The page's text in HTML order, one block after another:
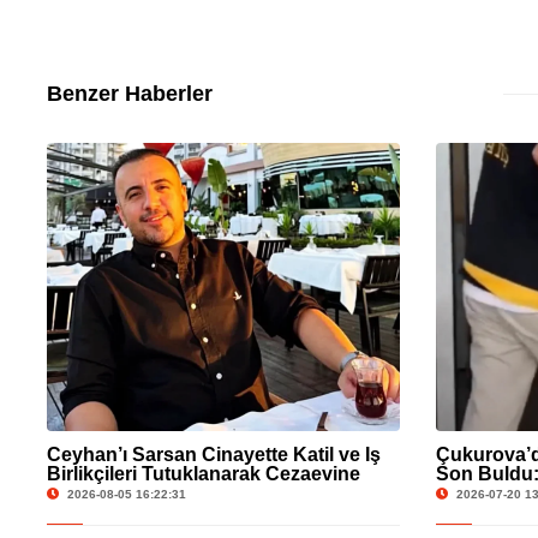
Benzer Haberler
Ceyhan’ı Sarsan Cinayette Katil ve İş
Birlikçileri Tutuklanarak Cezaevine
Gönderildi
2026-08-05 16:22:31
Son Buldu:
2026-07-20